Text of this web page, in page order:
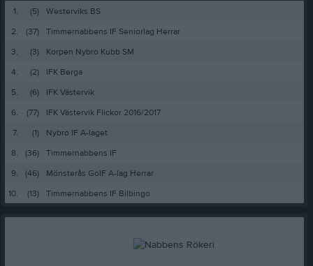
1. (5)
Westerviks BS
2.
(37)
Timmernabbens IF Seniorlag Herrar
3.
(3)
Korpen Nybro Kubb SM
4.
(2)
IFK Berga
5.
(6)
IFK Västervik
6.
(77)
IFK Västervik Flickor 2016/2017
7.
(1)
Nybro IF A-laget
8.
(36)
Timmernabbens IF
9.
(46)
Mönsterås GoIF A-lag Herrar
10.
(13) Timmernabbens IF Bilbingo